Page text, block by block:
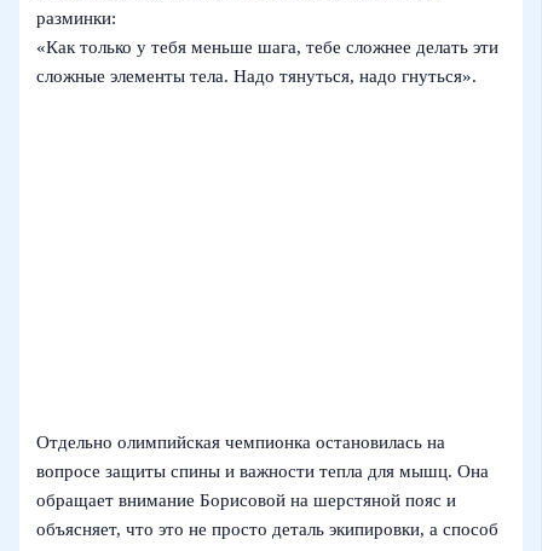
разминки:
«Как только у тебя меньше шага, тебе сложнее делать эти
сложные элементы тела. Надо тянуться, надо гнуться».
Отдельно олимпийская чемпионка остановилась на
вопросе защиты спины и важности тепла для мышц. Она
обращает внимание Борисовой на шерстяной пояс и
объясняет, что это не просто деталь экипировки, а способ